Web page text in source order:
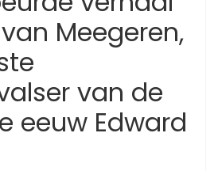
Meegeren,
van de
eeuw Edward